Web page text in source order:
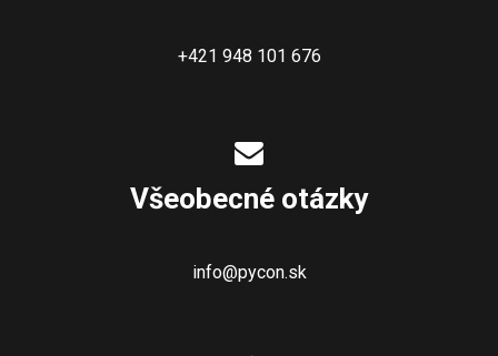
+421 948 101 676
Všeobecné otázky
info@pycon.sk